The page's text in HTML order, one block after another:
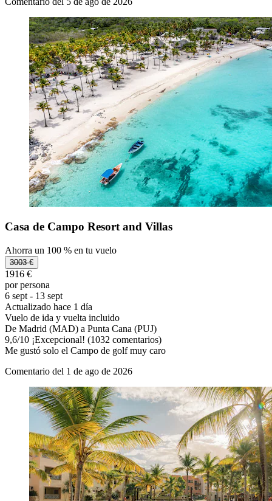
Casa de Campo Resort and Villas
Ahorra un 100 % en tu vuelo
3003 €
1916 €
por persona
6 sept - 13 sept
Actualizado hace 1 día
Vuelo de ida y vuelta incluido
De Madrid (MAD) a Punta Cana (PUJ)
9,6/10 ¡Excepcional! (1032 comentarios)
Me gustó solo el Campo de golf muy caro
Comentario del 1 de ago de 2026